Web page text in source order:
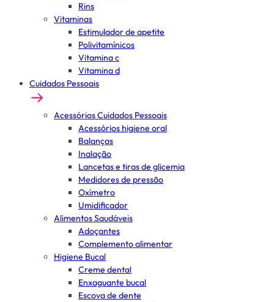
Rins
Vitaminas
Estimulador de apetite
Polivitamínicos
Vitamina c
Vitamina d
Cuidados Pessoais
Acessórios Cuidados Pessoais
Acessórios higiene oral
Balanças
Inalação
Lancetas e tiras de glicemia
Medidores de pressão
Oxímetro
Umidificador
Alimentos Saudáveis
Adoçantes
Complemento alimentar
Higiene Bucal
Creme dental
Enxaguante bucal
Escova de dente